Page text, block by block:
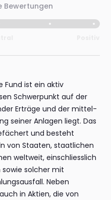
Bewertungen
Fund ist ein aktiv
Schwerpunkt auf der
Erträge und der mittel-
seiner Anlagen liegt. Das
und besteht
von Staaten, staatlichen
weltweit, einschliesslich
sowie solcher mit
Neben
in Aktien, die von